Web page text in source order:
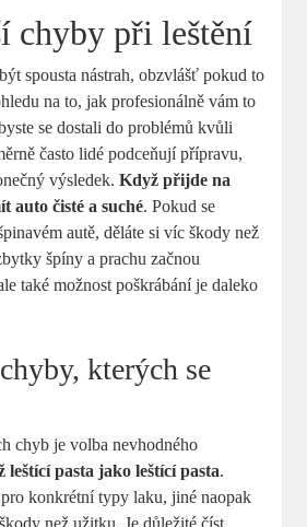
chyby při leštění
spousta nástrah, obzvlášť pokud to
na to, jak profesionálně vám to
se dostali do problémů kvůli
často lidé podceňují přípravu,
výsledek.Když přijde na
auto čisté a suché. Pokud se
autě, děláte si víc škody než
špíny a prachu začnou
také možnost poškrábání je daleko
kterých se
chyb je volba nevhodného
leštící pasta jako leštící pasta.
konkrétní typy laku, jiné naopak
než užitku. Je důležité číst